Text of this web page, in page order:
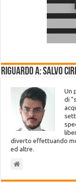
Riguardo a: Salvo
Un
di
diverto effettuando
ed altre.